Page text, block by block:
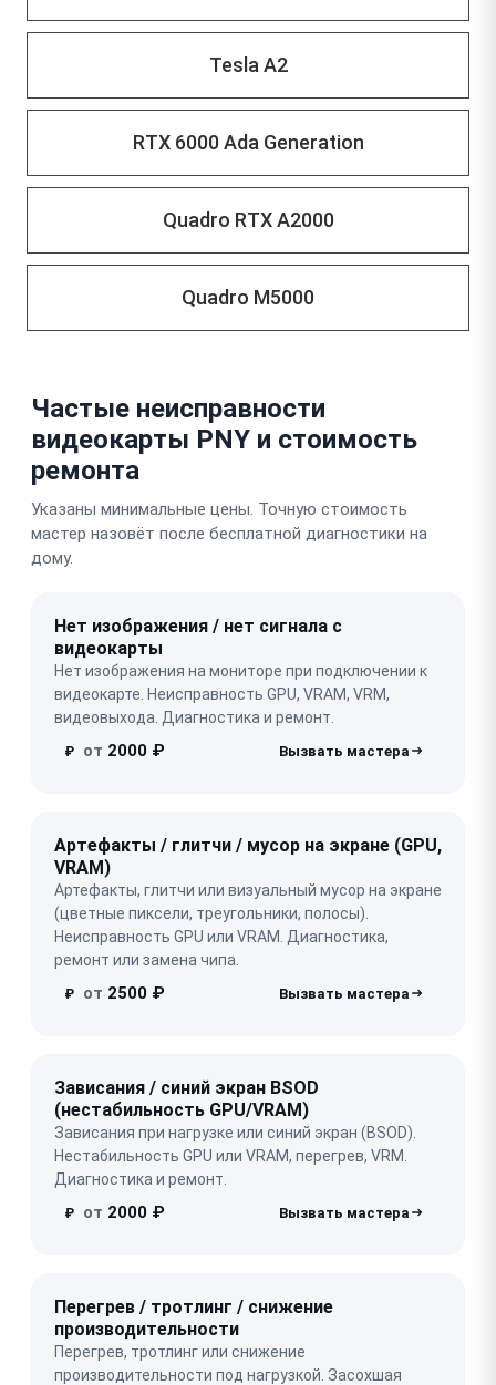
Tesla A2
RTX 6000 Ada Generation
Quadro RTX A2000
Quadro M5000
Частые неисправности
видеокарты PNY и стоимость
ремонта
Указаны минимальные цены. Точную стоимость
мастер назовёт после бесплатной диагностики на
дому.
Нет изображения / нет сигнала с
видеокарты
Нет изображения на мониторе при подключении к
видеокарте. Неисправность GPU, VRAM, VRM,
видеовыхода. Диагностика и ремонт.
₽ от 2000 ₽
Артефакты / глитчи / мусор на экране (GPU,
VRAM)
Артефакты, глитчи или визуальный мусор на экране
(цветные пиксели, треугольники, полосы).
Неисправность GPU или VRAM. Диагностика,
ремонт или замена чипа.
₽ от 2500 ₽
Зависания / синий экран BSOD
(нестабильность GPU/VRAM)
Зависания при нагрузке или синий экран (BSOD).
Нестабильность GPU или VRAM, перегрев, VRM.
Диагностика и ремонт.
₽ от 2000 ₽
Перегрев / тротлинг / снижение
производительности
Перегрев, тротлинг или снижение
производительности под нагрузкой. Засохшая